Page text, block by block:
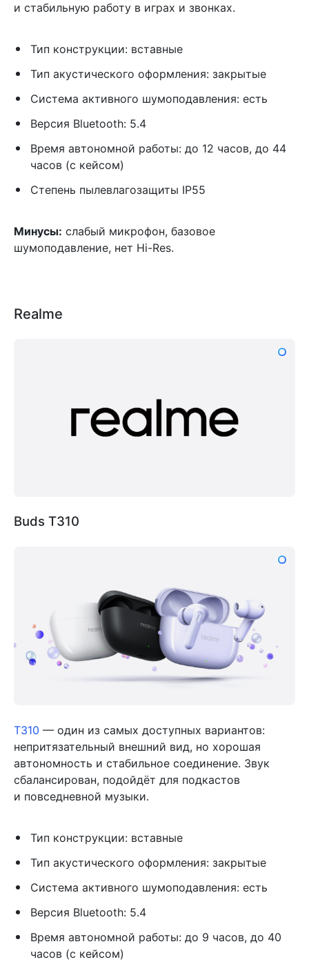
и стабильную работу в играх и звонках.
Тип конструкции: вставные
Тип акустического оформления: закрытые
Система активного шумоподавления: есть
Версия Bluetooth: 5.4
Время автономной работы: до 12 часов, до 44
часов (с кейсом)
Степень пылевлагозащиты IP55
Минусы: слабый микрофон, базовое
шумоподавление, нет Hi-Res.
Realme
Buds T310
T310 — один из самых доступных вариантов:
непритязательный внешний вид, но хорошая
автономность и стабильное соединение. Звук
сбалансирован, подойдёт для подкастов
и повседневной музыки.
Тип конструкции: вставные
Тип акустического оформления: закрытые
Система активного шумоподавления: есть
Версия Bluetooth: 5.4
Время автономной работы: до 9 часов, до 40
часов (с кейсом)